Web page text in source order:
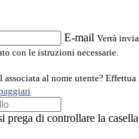
E-mail Verrà
con le istruzioni necessarie.
associata al nome utente?
prega di controllare la